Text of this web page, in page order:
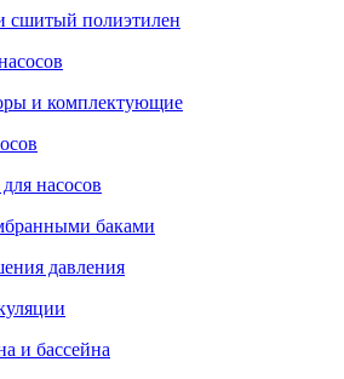
сшитый полиэтилен
и комплектующие
насосов
баками
давления
и бассейна